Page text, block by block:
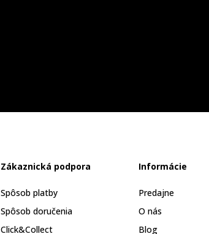
Zákaznická podpora
Spôsob platby
Spôsob doručenia
Click&Collect
Informácie
Predajne
O nás
Blog